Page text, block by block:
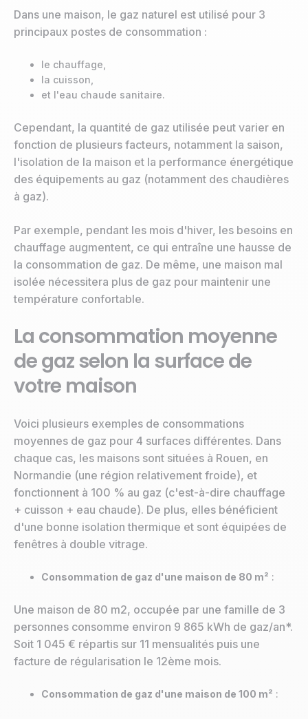
Dans une maison, le gaz naturel est utilisé pour 3
principaux postes de consommation :
le chauffage,
la cuisson,
et l'eau chaude sanitaire.
Cependant, la quantité de gaz utilisée peut varier en
fonction de plusieurs facteurs, notamment la saison,
l'isolation de la maison et la performance énergétique
des équipements au gaz (notamment des chaudières
à gaz).
Par exemple, pendant les mois d'hiver, les besoins en
chauffage augmentent, ce qui entraîne une hausse de
la consommation de gaz. De même, une maison mal
isolée nécessitera plus de gaz pour maintenir une
température confortable.
La consommation moyenne
de gaz selon la surface de
votre maison
Voici plusieurs exemples de consommations
moyennes de gaz pour 4 surfaces différentes. Dans
chaque cas, les maisons sont situées à Rouen, en
Normandie (une région relativement froide), et
fonctionnent à 100 % au gaz (c'est-à-dire chauffage
+ cuisson + eau chaude). De plus, elles bénéficient
d'une bonne isolation thermique et sont équipées de
fenêtres à double vitrage.
Consommation de gaz d'une maison de 80 m² :
Une maison de 80 m2, occupée par une famille de 3
personnes consomme environ 9 865 kWh de gaz/an*.
Soit 1 045 € répartis sur 11 mensualités puis une
facture de régularisation le 12ème mois.
Consommation de gaz d'une maison de 100 m² :